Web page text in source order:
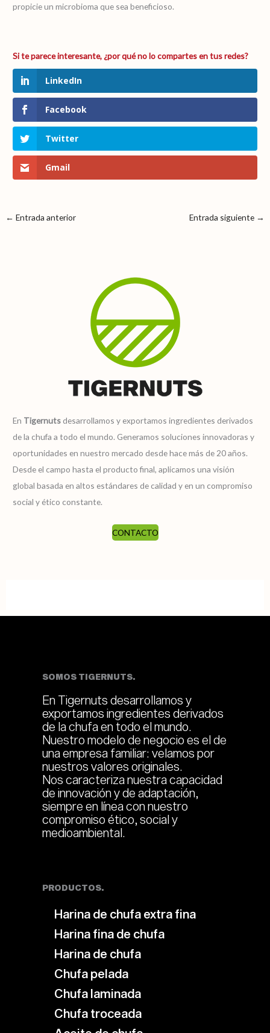
propicie un microbioma que sea beneficioso.
LinkedIn
Facebook
Twitter
Gmail
← Entrada anterior Entrada siguiente →
En Tigernuts desarrollamos y exportamos ingredientes derivados
de la chufa a todo el mundo. Generamos soluciones innovadoras y
oportunidades en nuestro mercado desde hace más de 20 años.
Desde el campo hasta el producto final, aplicamos una visión
global basada en altos estándares de calidad y en un compromiso
social y ético constante.
CONTACTO
SOMOS TIGERNUTS.
En Tigernuts desarrollamos y
exportamos ingredientes derivados
de la chufa en todo el mundo.
Nuestro modelo de negocio es el de
una empresa familiar: velamos por
nuestros valores originales.
Nos caracteriza nuestra capacidad
de innovación y de adaptación,
siempre en línea con nuestro
compromiso ético, social y
medioambiental.
PRODUCTOS.
Harina de chufa extra fina
Harina fina de chufa
Harina de chufa
Chufa pelada
Chufa laminada
Chufa troceada